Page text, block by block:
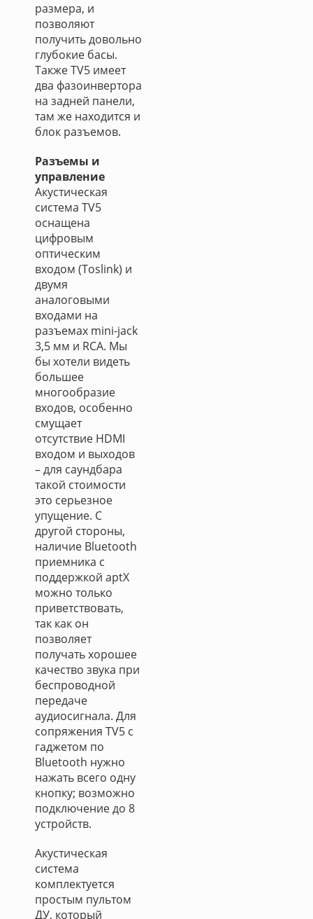
размера, и
позволяют
получить довольно
глубокие басы.
Также TV5 имеет
два фазоинвертора
на задней панели,
там же находится и
блок разъемов.
Разъемы и
управление
Акустическая
система TV5
оснащена
цифровым
оптическим
входом (Toslink) и
двумя
аналоговыми
входами на
разъемах mini-jack
3,5 мм и RCA. Мы
бы хотели видеть
большее
многообразие
входов, особенно
смущает
отсутствие HDMI
входом и выходов
– для саундбара
такой стоимости
это серьезное
упущение. С
другой стороны,
наличие Bluetooth
приемника с
поддержкой aptX
можно только
приветствовать,
так как он
позволяет
получать хорошее
качество звука при
беспроводной
передаче
аудиосигнала. Для
сопряжения TV5 с
гаджетом по
Bluetooth нужно
нажать всего одну
кнопку; возможно
подключение до 8
устройств.
Акустическая
система
комплектуется
простым пультом
ДУ, который